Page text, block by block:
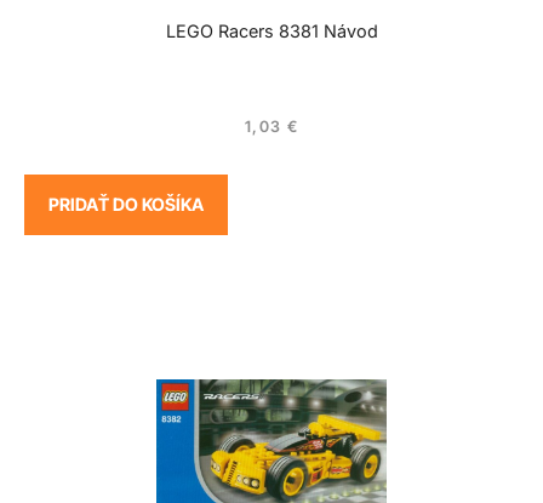
LEGO Racers 8381 Návod
1,03 €
PRIDAŤ DO KOŠÍKA